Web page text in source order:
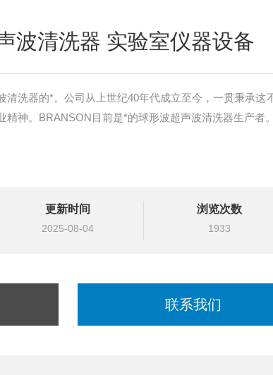
波清洗器 实验室仪器设备
清洗器的*。公司从上世纪40年代成立至今，一贯秉承这
精神。BRANSON目前是*的球形波超声波清洗器生产者
更新时间
2025-08-04
浏览次数
1933
联系我们